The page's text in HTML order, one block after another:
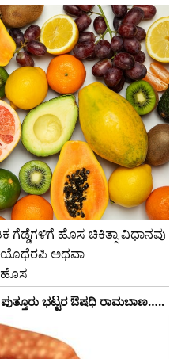
ಗೆಡ್ಡೆಗಳಿಗೆ ಹೊಸ ಚಿಕಿತ್ಸಾ ವಿಧಾನವು
ಅಥವಾ
ಹೊಸ
ಭಟ್ಟರ ಔಷಧಿ ರಾಮಬಾಣ…..